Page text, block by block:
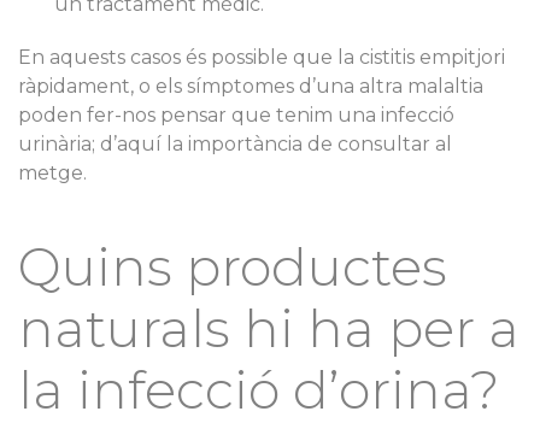
En aquests casos és possible que la cistitis empitjori
ràpidament, o els símptomes d’una altra malaltia
poden fer-nos pensar que tenim una infecció
urinària; d’aquí la importància de consultar al
metge.
Quins productes
naturals hi ha per a
la infecció d’orina?